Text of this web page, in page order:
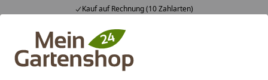
Kauf auf Rechnung (10 Zahlarten)
Alle Produkte
Mein Konto
Suchen